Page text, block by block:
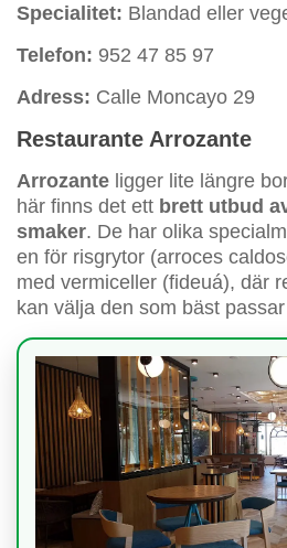
Specialitet: Blandad eller
Telefon: 952 47 85 97
Adress: Calle Moncayo 29
Restaurante Arrozante
Arrozante ligger lite längre
här finns det ett brett utbud
smaker. De har olika
en för risgrytor (arroces
med vermiceller (fideuá), där
kan välja den som bäst